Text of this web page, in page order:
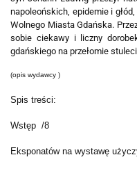
napo­le­oń­skich, epi­de­mie i
Wol­nego Mia­sta Gdań­ska.
sobie cie­kawy i liczny
gdań­skiego na prze­ło­mie
(opis wydawcy )
Spis treści:
Wstęp /8
Eksponatów na wystawę